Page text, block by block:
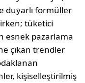
duyarlı formüller
tüketici
esnek pazarlama
çıkan trendler
kişiselleştirilmiş